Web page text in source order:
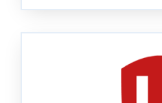
les menaces sur les syndicats et la violence envers les